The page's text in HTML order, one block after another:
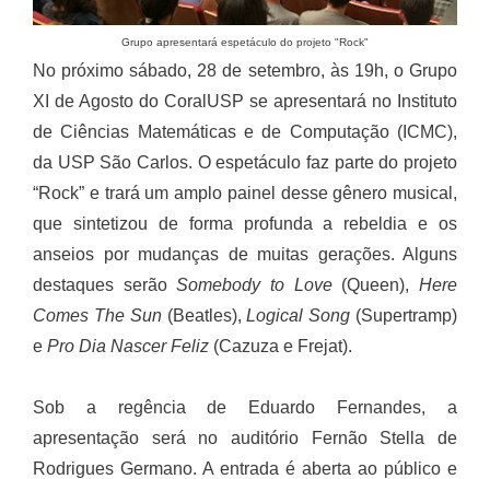
Grupo apresentará espetáculo do projeto "Rock"
No próximo sábado, 28 de setembro, às 19h, o Grupo
XI de Agosto do CoralUSP se apresentará no Instituto
de Ciências Matemáticas e de Computação (ICMC),
da USP São Carlos. O espetáculo faz parte do projeto
“Rock” e trará um amplo painel desse gênero musical,
que sintetizou de forma profunda a rebeldia e os
anseios por mudanças de muitas gerações. Alguns
destaques serãoSomebody to Love(Queen),Here
Comes The Sun(Beatles),Logical Song (Supertramp)
e Pro Dia Nascer Feliz (Cazuza e Frejat).
Sob a regência de Eduardo Fernandes, a
apresentação será no auditório Fernão Stella de
Rodrigues Germano. A entrada é aberta ao público e